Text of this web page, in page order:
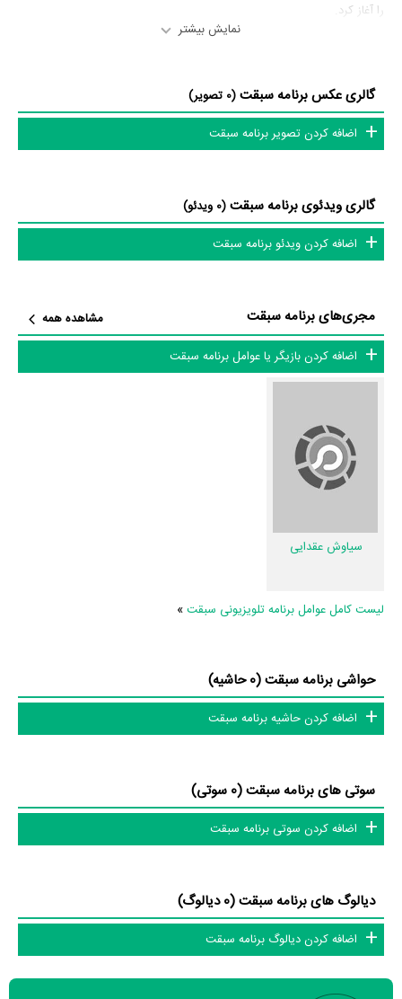
را آغاز کرد.
از محتوا و داستان برنامه سبقت چقدر اطلاع دارید؟
در خلاصه داستانی که یا از سوی تیم رسانه‌ای اثر و یا توسط دیگر رسانه‌ها درباره
طول برنامه برای بینندگان معرفی و انتخاب می‌شوند، انتخاب می‌شوند.»
عوامل برنامه سبقت
منظوم یک صفحه اختصاصی دارند.
اطلاعات برنامه سبقت
تاکنون در بخش‌های گالری عکس و پوستر برنامه سبقت، ویدئو و تیزر برنامه
سبقت، حواشی برنامه سبقت، دیالوگ برتر برنامه سبقت، سوتی برنامه سبقت و
نقد برنامه سبقت هنوز موردی ثبت نشده است. قطعا ما و شما به این حد قانع
بانک اطلاعات هنرمندان و آثار سینما، تلویزیون و تئاتر را کامل و کامل‌تر کنیم.
نمایش بیشتر
گالری عکس برنامه سبقت(0 تصویر)
اضافه کردن تصویر برنامه سبقت
گالری ویدئوی برنامه سبقت(0 ویدئو)
اضافه کردن ویدئو برنامه سبقت
مجری‌های برنامه سبقت
مشاهده همه
اضافه کردن بازیگر یا عوامل برنامه سبقت
سیاوش عقدایی
لیست کامل عوامل برنامه تلویزیونی سبقت»
حواشی برنامه سبقت (0 حاشیه)
اضافه کردن حاشیه برنامه سبقت
سوتی های برنامه سبقت (0 سوتی)
اضافه کردن سوتی برنامه سبقت
دیالوگ های برنامه سبقت (0 دیالوگ)
اضافه کردن دیالوگ برنامه سبقت